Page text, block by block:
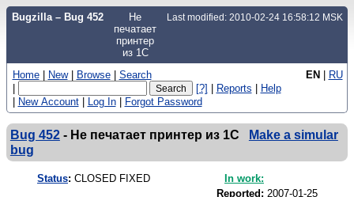
Bugzilla – Bug 452
Не
печатает
принтер
из 1С
Last modified: 2010-02-24 16:58:12 MSK
EN | RU
Home | New | Browse | Search
|
[?] | Reports | Help
| New Account | Log In | Forgot Password
Bug 452 - Не печатает принтер из 1С
Make a simular
bug
Status: CLOSED FIXED
In work:
Reported: 2007-01-25